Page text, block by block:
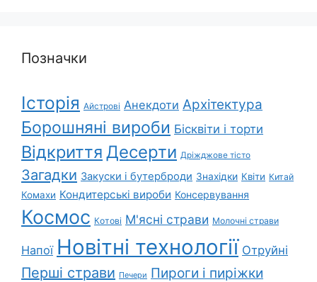
Позначки
Історія Айстрові Анекдоти Архітектура
Борошняні вироби Бісквіти і торти
Відкриття Десерти Дріжджове тісто
Загадки Закуски і бутерброди Знахідки Квіти Китай
Комахи Кондитерські вироби Консервування
Космос Котові М'ясні страви Молочні страви
Напої Новітні технології Отруйні
Перші страви Печери Пироги і пиріжки